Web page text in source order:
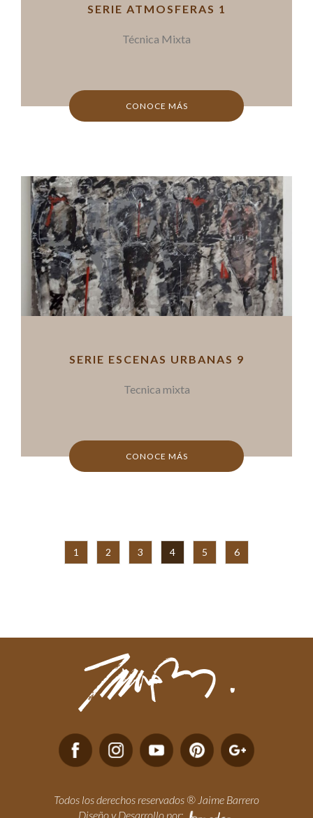
SERIE ATMOSFERAS 1
Técnica Mixta
CONOCE MÁS
SERIE ESCENAS URBANAS 9
Tecnica mixta
CONOCE MÁS
1 2 3 4 5 6
Todos los derechos reservados ® Jaime Barrero
Diseño y Desarrollo por: